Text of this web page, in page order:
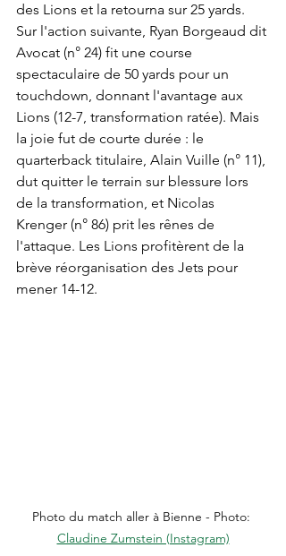
des Lions et la retourna sur 25 yards.
Sur l'action suivante, Ryan Borgeaud dit
Avocat (n° 24) fit une course
spectaculaire de 50 yards pour un
touchdown, donnant l'avantage aux
Lions (12-7, transformation ratée). Mais
la joie fut de courte durée : le
quarterback titulaire, Alain Vuille (n° 11),
dut quitter le terrain sur blessure lors
de la transformation, et Nicolas
Krenger (n° 86) prit les rênes de
l'attaque. Les Lions profitèrent de la
brève réorganisation des Jets pour
mener 14-12.
Photo du match aller à Bienne - Photo:
Claudine Zumstein (Instagram)